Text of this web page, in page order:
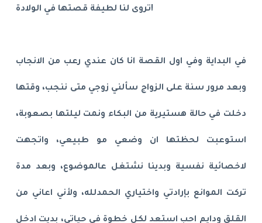
تروى لنا لطيفة قصتها في الولادة!
في البداية وفي اول القصة انا كان عندي رعب من الانجاب
وبعد مرور سنة على الزواج سألني زوجي متى ننجب، وقتها
دخلت في حالة هستيرية من البكاء ونمت ليلتها بصعوبة،
استوعبت لحظتها ان وضعي مو طبيعي، واتجهت
لاخصائية نفسية وبدينا نشتغل عالموضوع، وبعد مدة
تركت الموانع بإرادتي واختياري الحمدلله، ولأني اعاني من
القلق ودايم احب استعد لكل خطوة في حياتي، بديت ادخل